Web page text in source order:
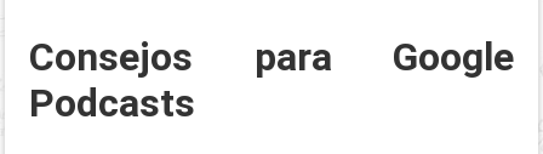
Consejos para Google
Podcasts